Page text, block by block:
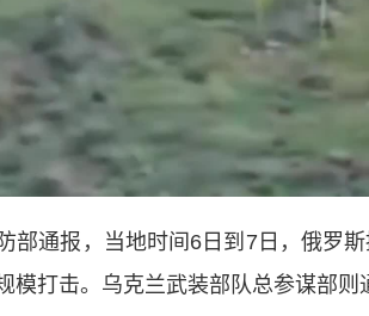
通报，当地时间6日到7日，俄罗斯
模打击。乌克兰武装部队总参谋部则